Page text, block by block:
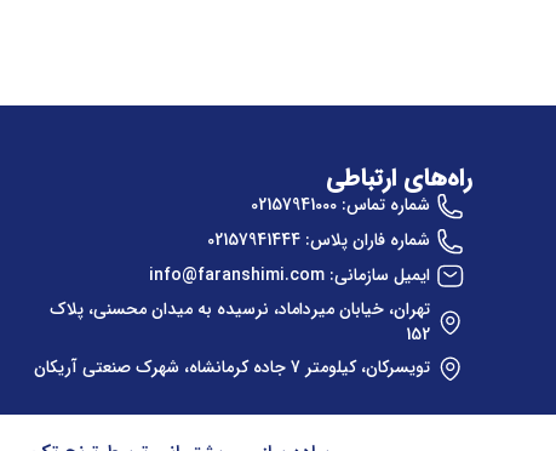
راه‌های ارتباطی
شماره تماس: 02157941000
شماره فاران پلاس: 02157941444
ایمیل سازمانی: info@faranshimi.com
تهران، خیابان میرداماد، نرسیده به میدان محسنی، پلاک
152
تویسرکان، کیلومتر 7 جاده کرمانشاه، شهرک صنعتی آریکان